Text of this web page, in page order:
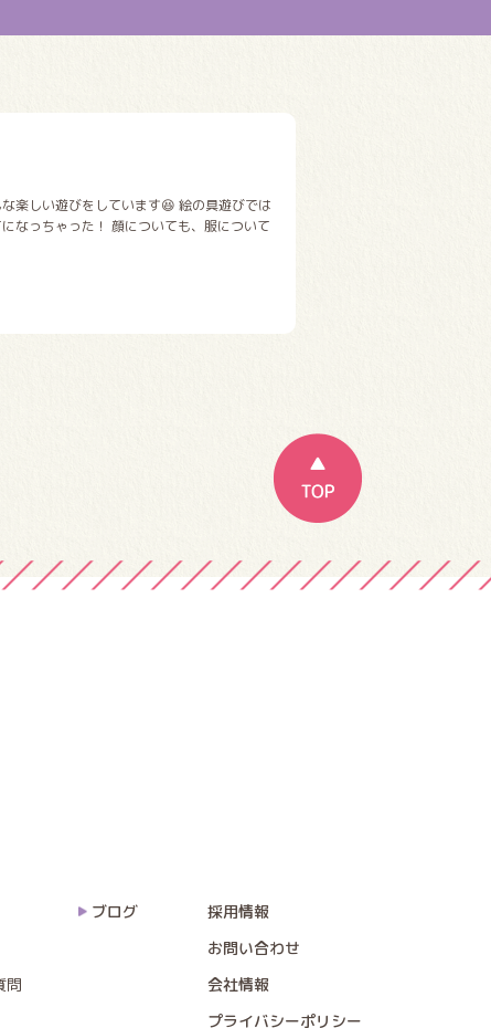
楽しい遊びをしています😆 絵の具遊びでは
なっちゃった！ 顔についても、服について
問
ブログ
採用情報
お問い合わせ
会社情報
プライバシーポリシー